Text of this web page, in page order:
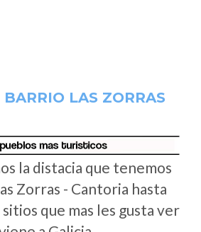
LAS ZORRAS
la distacia que tenemos
Zorras - Cantoria hasta
que mas les gusta ver